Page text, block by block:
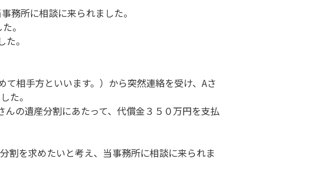
務所に相談に来られました。
。
。
相手方といいます。）から突然連絡を受け、Aさ
た。
の遺産分割にあたって、代償金３５０万円を支払
割を求めたいと考え、当事務所に相談に来られま